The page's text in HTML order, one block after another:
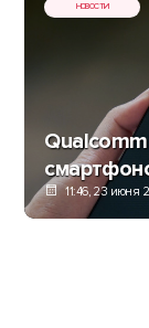
НОВОСТИ
11:46, 23 июня